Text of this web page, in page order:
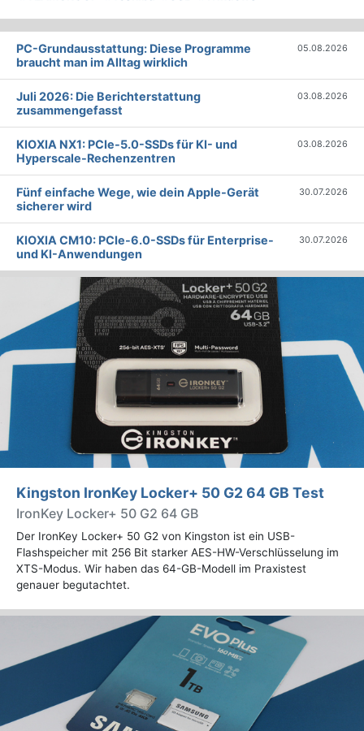
PC-Grundausstattung: Diese Programme
braucht man im Alltag wirklich
05.08.2026
Juli 2026: Die Bericht­erstattung
zusammengefasst
03.08.2026
KIOXIA NX1: PCIe-5.0-SSDs für KI- und
Hyperscale-Rechenzentren
03.08.2026
Fünf einfache Wege, wie dein Apple-Gerät
sicherer wird
30.07.2026
KIOXIA CM10: PCIe-6.0-SSDs für Enterprise-
und KI-Anwendungen
30.07.2026
Kingston IronKey Locker+ 50 G2 64 GB Test
IronKey Locker+ 50 G2 64 GB
Der IronKey Locker+ 50 G2 von Kingston ist ein USB-
Flashspeicher mit 256 Bit starker AES-HW-Verschlüsselung im
XTS-Modus. Wir haben das 64-GB-Modell im Praxistest
genauer begutachtet.